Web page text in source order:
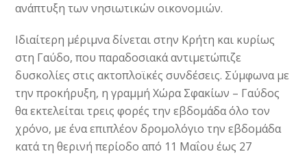
ανάπτυξη των νησιωτικών οικονομιών.
Ιδιαίτερη μέριμνα δίνεται στην Κρήτη και κυρίως
στη Γαύδο, που παραδοσιακά αντιμετώπιζε
δυσκολίες στις ακτοπλοϊκές συνδέσεις. Σύμφωνα με
την προκήρυξη, η γραμμή Χώρα Σφακίων – Γαύδος
θα εκτελείται τρεις φορές την εβδομάδα όλο τον
χρόνο, με ένα επιπλέον δρομολόγιο την εβδομάδα
κατά τη θερινή περίοδο από 11 Μαΐου έως 27